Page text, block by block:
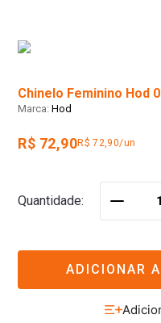
Chinelo Feminino Hod
Hod
R$ 72,90R$ 72,90/un
Quantidade
ADICIONAR